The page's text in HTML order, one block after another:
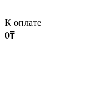
К оплате
0₸